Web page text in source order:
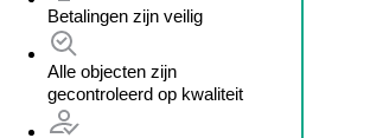
Betalingen zijn veilig
Alle objecten zijn
gecontroleerd op kwaliteit